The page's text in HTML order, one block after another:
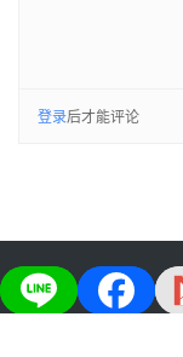
登录后才能评论